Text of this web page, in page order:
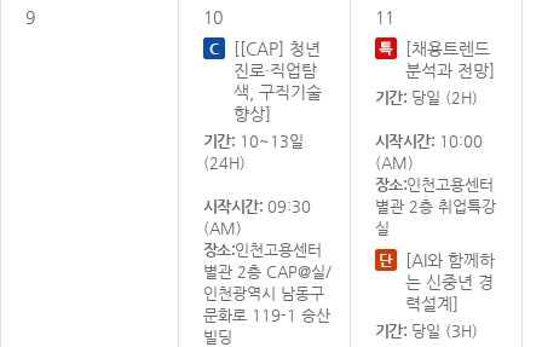
9
10
[[CAP] 청년
진로·직업탐
색, 구직기술
향상]
기간: 10~13일
(24H)
시작시간: 09:30
(AM)
장소:인천고용센터
별관 2층 CAP@실/
인천광역시 남동구
문화로 119-1 승산
빌딩
11
[채용트렌드
분석과 전망]
기간: 당일 (2H)
시작시간: 10:00
(AM)
장소:인천고용센터
별관 2층 취업특강
실
[AI와 함께하
는 신중년 경
력설계]
기간: 당일 (3H)